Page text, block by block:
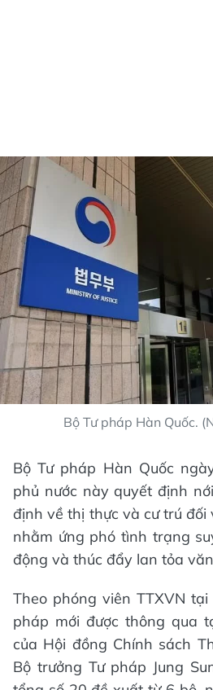
Bộ Tư pháp Hàn Quốc.
Bộ Tư pháp Hàn Quốc
phủ nước này quyết định
định về thị thực và cư trú đối
nhằm ứng phó tình trạng
động và thúc đẩy lan tỏa
Theo phóng viên TTXVN
pháp mới được thông qua
của Hội đồng Chính sách
Bộ trưởng Tư pháp Jung